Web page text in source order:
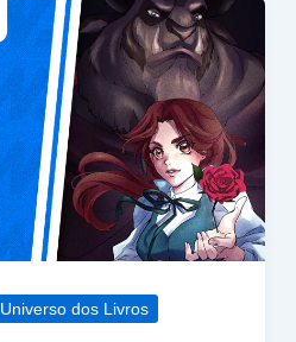
Universo dos Livros